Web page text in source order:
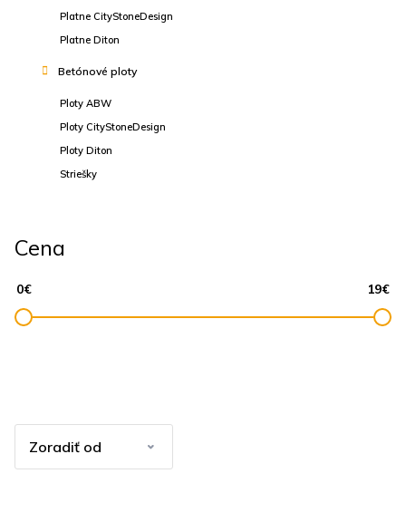
Platne CityStoneDesign
Platne Diton
Betónové ploty
Ploty ABW
Ploty CityStoneDesign
Ploty Diton
Striešky
Cena